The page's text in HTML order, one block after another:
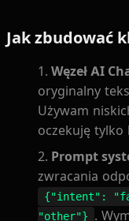
Jak zbudować
Węzeł AI
oryginalny
Używam
oczekuję tylko
Prompt
zwracania
{"intent":
"other"}
.